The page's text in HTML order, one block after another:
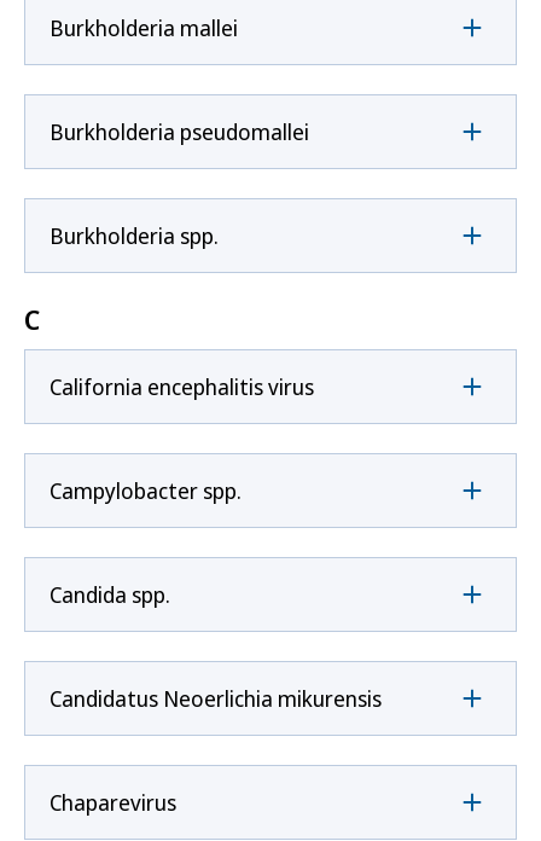
Burkholderia mallei
Burkholderia pseudomallei
Burkholderia spp.
C
California encephalitis virus
Campylobacter spp.
Candida spp.
Candidatus Neoerlichia mikurensis
Chaparevirus